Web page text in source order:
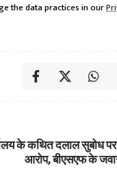
the data practices in our
के कथित दलाल सुबोध
आरोप, बीएसएफ के